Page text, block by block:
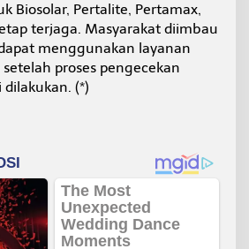
Biosolar, Pertalite, Pertamax,
terjaga. Masyarakat diimbau
menggunakan layanan
setelah proses pengecekan
dilakukan. (*)